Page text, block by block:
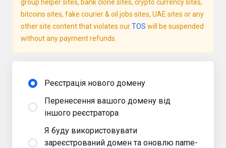
group helper sites, bank clone sites, crypto currency sites,
bitcoins sites, fake courier & oil jobs sites, UAE sites or any
other site content that violates ourTOS will be suspended
without any payment refunds.
Реєстрація нового домену
Перенесення вашого домену від
іншого реєстратора
Я буду використовувати
зареєстрований домен та оновлю name-